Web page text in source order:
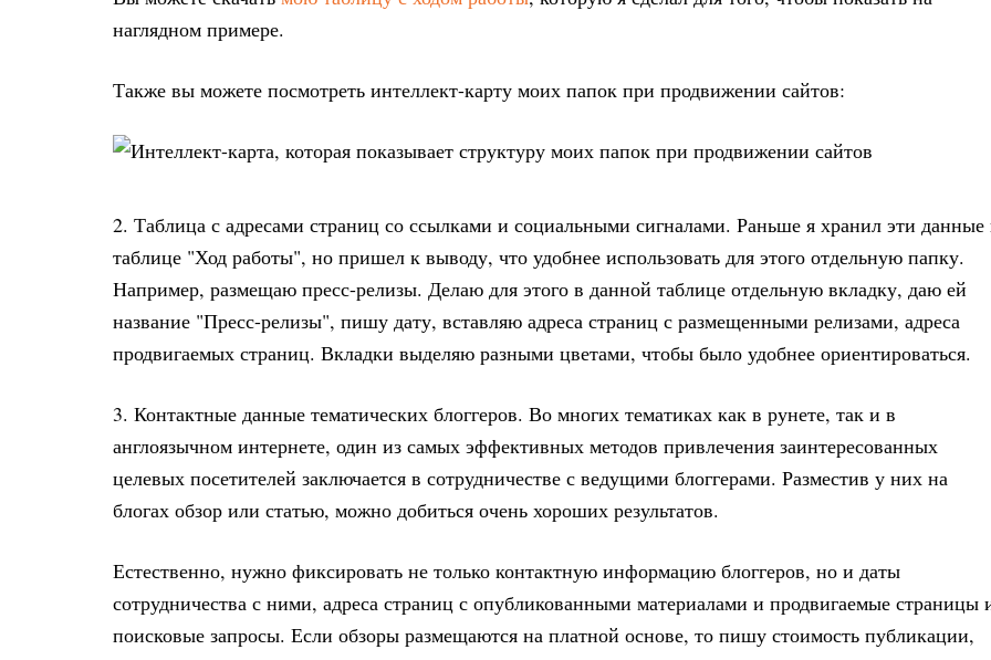
наглядном примере.
Также вы можете посмотреть интеллект-карту моих папок при продвижении сайтов:
2. Таблица с адресами страниц со ссылками и социальными сигналами. Раньше я хранил эти данные
таблице "Ход работы", но пришел к выводу, что удобнее использовать для этого отдельную папку.
Например, размещаю пресс-релизы. Делаю для этого в данной таблице отдельную вкладку, даю ей
название "Пресс-релизы", пишу дату, вставляю адреса страниц с размещенными релизами, адреса
продвигаемых страниц. Вкладки выделяю разными цветами, чтобы было удобнее ориентироваться.
3. Контактные данные тематических блоггеров. Во многих тематиках как в рунете, так и в
англоязычном интернете, один из самых эффективных методов привлечения заинтересованных
целевых посетителей заключается в сотрудничестве с ведущими блоггерами. Разместив у них на
блогах обзор или статью, можно добиться очень хороших результатов.
Естественно, нужно фиксировать не только контактную информацию блоггеров, но и даты
сотрудничества с ними, адреса страниц с опубликованными материалами и продвигаемые страницы
поисковые запросы. Если обзоры размещаются на платной основе, то пишу стоимость публикации,